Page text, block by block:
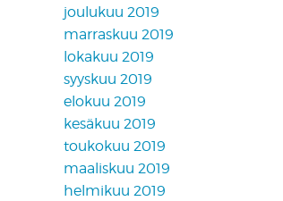
joulukuu 2019
marraskuu 2019
lokakuu 2019
syyskuu 2019
elokuu 2019
kesäkuu 2019
toukokuu 2019
maaliskuu 2019
helmikuu 2019